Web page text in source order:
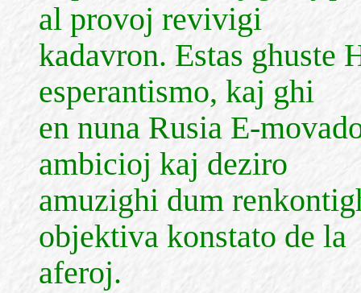
al provoj revivigi
kadavron. Estas ghuste
esperantismo, kaj ghi
en nuna Rusia E-
ambicioj kaj deziro
amuzighi dum
objektiva konstato de la
aferoj.